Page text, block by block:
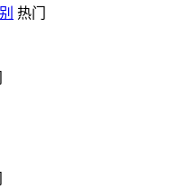
热门